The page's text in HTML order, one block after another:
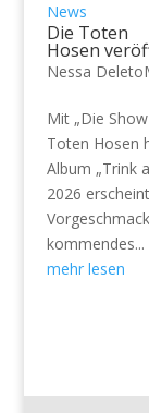
News
Die Toten
Hosen
Nessa Deleto
Mit „Die
Toten Hosen
Album „Trink
2026
kommendes...
mehr lesen